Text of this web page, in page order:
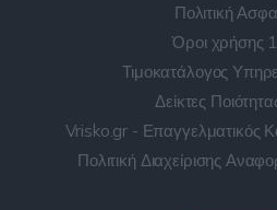
Πολιτική
Όροι χρήσης
Τιμοκατάλογος
Δείκτες
Vrisko.gr - Επαγγελματικός
Πολιτική Διαχείρισης